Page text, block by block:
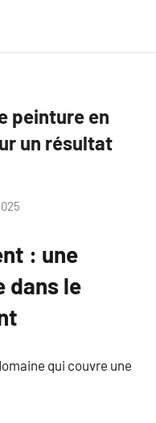
peinture en
un résultat
: une
dans le
qui couvre une